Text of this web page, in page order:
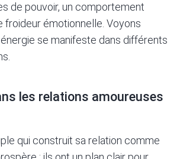
de pouvoir, un comportement
froideur émotionnelle. Voyons
se manifeste dans différents
les relations amoureuses
qui construit sa relation comme